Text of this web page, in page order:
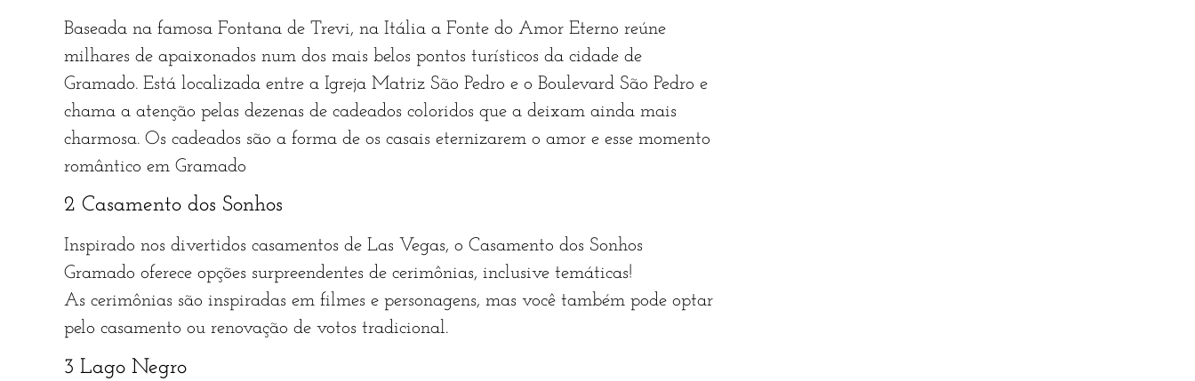
Baseada na famosa Fontana de Trevi, na Itália a Fonte do Amor Eterno reúne
milhares de apaixonados num dos mais belos pontos turísticos da cidade de
Gramado. Está localizada entre a Igreja Matriz São Pedro e o Boulevard São Pedro e
chama a atenção pelas dezenas de cadeados coloridos que a deixam ainda mais
charmosa. Os cadeados são a forma de os casais eternizarem o amor e esse momento
romântico em Gramado
2 Casamento dos Sonhos
Inspirado nos divertidos casamentos de Las Vegas, o Casamento dos Sonhos
Gramado oferece opções surpreendentes de cerimônias, inclusive temáticas!
As cerimônias são inspiradas em filmes e personagens, mas você também pode optar
pelo casamento ou renovação de votos tradicional.
3 Lago Negro